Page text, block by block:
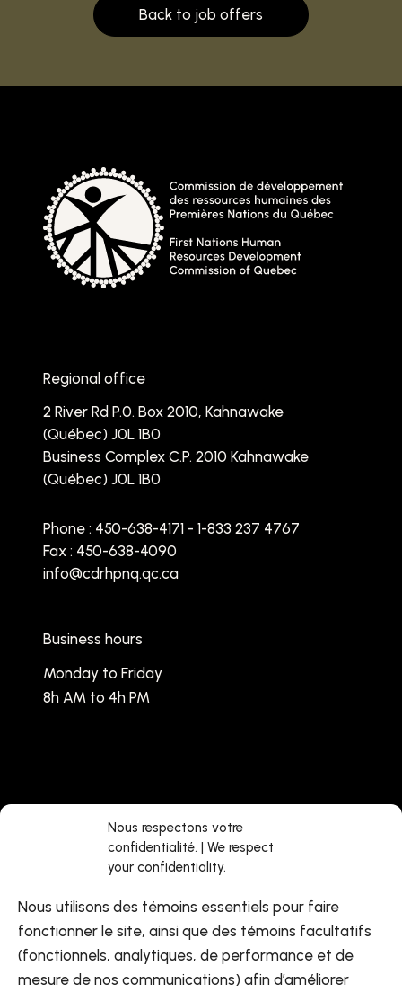
Nous respectons votre
confidentialité. | We respect
your confidentiality.
Nous utilisons des témoins essentiels pour faire
fonctionner le site, ainsi que des témoins facultatifs
(fonctionnels, analytiques, de performance et de
mesure de nos communications) afin d’améliorer
Back to job offers
Regional office
2 River Rd P.0. Box 2010, Kahnawake
(Québec) J0L 1B0
Business Complex C.P. 2010 Kahnawake
(Québec) J0L 1B0
Phone : 450-638-4171 - 1-833 237 4767
Fax : 450-638-4090
info@cdrhpnq.qc.ca
Business hours
Monday to Friday
8h AM to 4h PM
Contact us
Facebook
LinkedIn